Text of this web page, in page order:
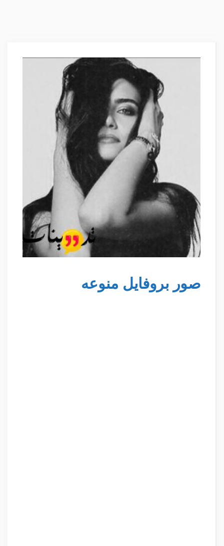
صور بروفايل منوعه